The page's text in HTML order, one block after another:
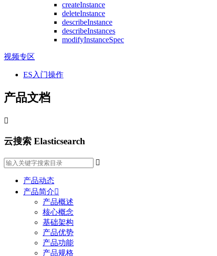
createInstance
deleteInstance
describeInstance
describeInstances
modifyInstanceSpec
视频专区
ES入门操作
产品文档

云搜索 Elasticsearch

产品动态
产品简介
产品概述
核心概念
基础架构
产品优势
产品功能
产品规格